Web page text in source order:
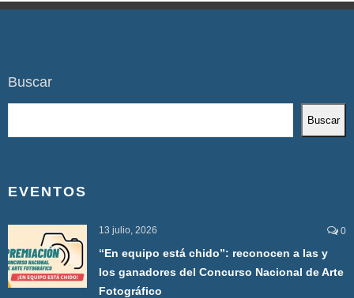
Buscar
Buscar
EVENTOS
13 julio, 2026 0
“En equipo está chido”: reconocen a las y
los ganadores del Concurso Nacional de Arte
Fotográfico